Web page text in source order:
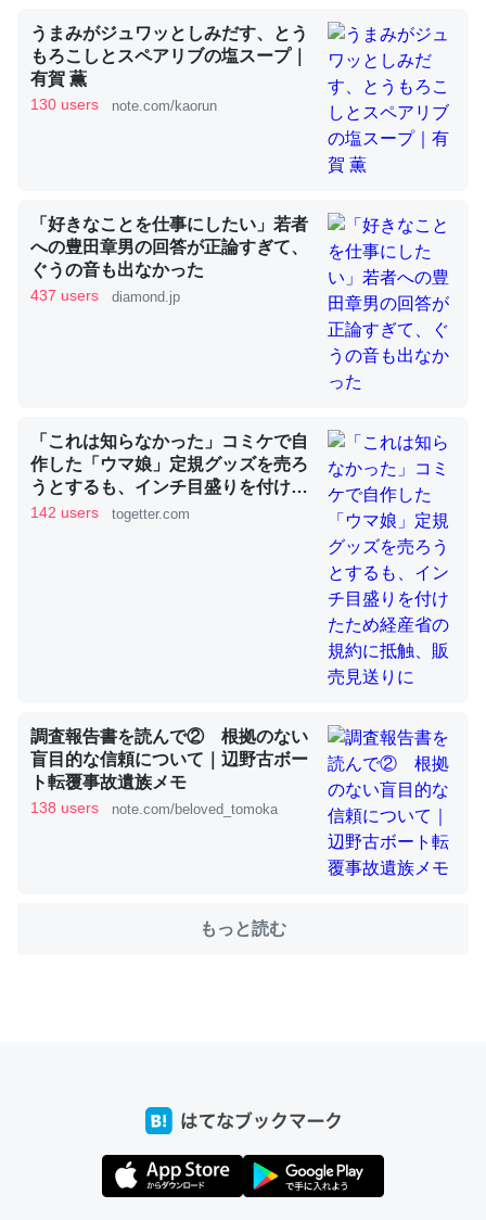
論文では「淡水はカルシウムも酸素も不足してて両方に不
利だから両方が拮抗してるのでは」とあって面白い。海に
いる鋏角類（カブトガニ・ウミグモ）はカルシウムを使わ
ずキチンを強化してる筈だが、酵素が違うのか？
─ニュース :: 【研究発表】昆虫学の大問題＝「昆虫はなぜ海にいな
これを元に考えるとカルシウムを大量に使う脊椎動物と貝
類は苦労してるんだな…。腹足類だと殻を無くしてナメク
ウチもEchoを実家に置いて４年。でたまに覗いてる。ぼ
ちぼちRingも置こうかと画策中。あと、Googleマップで
位置情報を共有してる。電池残量や充電中かが分かるので
─たまにLINEするくらいだった遠方の父67歳と僕。ITツール導入で
コミュニケーションが劇的に変化した｜tayorini by LIFULL介護
ちょうど同じ理由でEcho Show 8を設定中でした。Prime
とかSpotifyを支払う孝行もできる。一生で親と会える残
り時間を日数にすると1週間とかの人が多いそうだけど、
─たまにLINEするくらいだった遠方の父67歳と僕。ITツール導入で
たいなのでネット環境作ったけどAlexaしか使わないので
https://toyoshi.hatenablog.com/entry/2019/05/15/1805
うまみがジュワッとしみだす、とう
もろこしとスペアリブの塩スープ｜
有賀 薫
130 users note.com/kaorun
「好きなことを仕事にしたい」若者
への豊田章男の回答が正論すぎて、
ぐうの音も出なかった
437 users diamond.jp
「これは知らなかった」コミケで自
作した「ウマ娘」定規グッズを売ろ
うとするも、インチ目盛りを付けた
ため経産省の規約に抵触、販売見送
142 users togetter.com
調査報告書を読んで② 根拠のない
盲目的な信頼について｜辺野古ボー
ト転覆事故遺族メモ
138 users note.com/beloved_tomoka
もっと読む